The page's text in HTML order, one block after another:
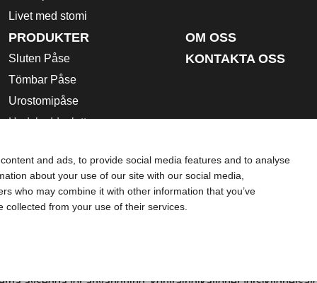
and ads, to provide social media features and to analyse
about your use of our site with our social media,
who may combine it with other information that you’ve
collected from your use of their services.
Livet med stomi
PRODUKTER
Sluten Påse
Tömbar Påse
Urostomipåse
Hudskyddsplatta
Bruksanvisning
Säkerhetsdatablad
OM OSS
KONTAKTA OSS
och är inte en ersättning för de råd du får av din
hjälp i akuta medicinska situationer. Om du är i en akut